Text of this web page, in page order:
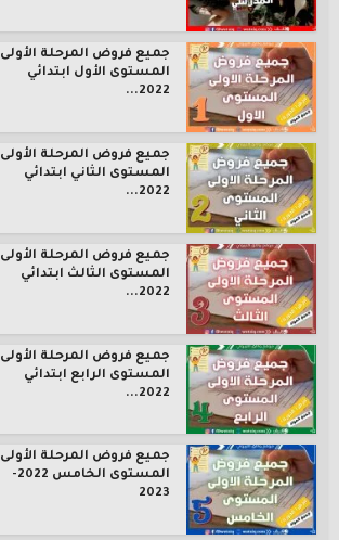
جميع فروض المرحلة الأولى
المستوى الأول ابتدائي
2022...
جميع فروض المرحلة الأولى
المستوى الثاني ابتدائي
2022...
جميع فروض المرحلة الأولى
المستوى الثالث ابتدائي
2022...
جميع فروض المرحلة الأولى
المستوى الرابع ابتدائي
2022...
جميع فروض المرحلة الأولى
المستوى الخامس 2022-
2023